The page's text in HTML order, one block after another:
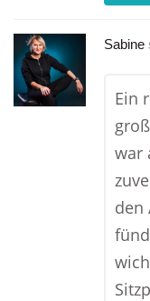
Sabine
Ein
war
den